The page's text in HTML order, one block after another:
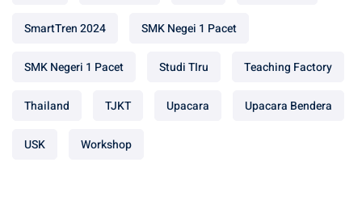
SmartTren 2024 SMK Negei 1 Pacet
SMK Negeri 1 Pacet Studi TIru Teaching Factory
Thailand TJKT Upacara Upacara Bendera
USK Workshop